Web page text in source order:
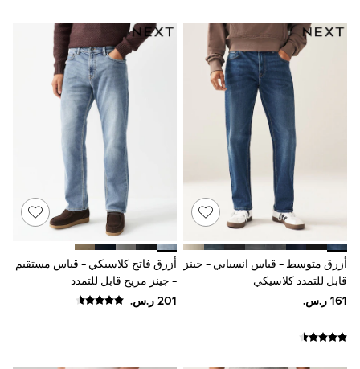
Resort Styles
Boys' Holiday Shop
Boys' Travel Styles
Sunset Styles
Occasionwear
Sets & Outfits
Linen Collection
Tops & T-Shirts
Shirts
Polo Shirts
Swimwear
Shorts
Sandals & Clogs
Sun Safe
Rash Vests
Sun Hats & Caps
Sunglasses
Baby Holiday Shop
Baby Summer Nightwear
أزرق متوسط - قياس انسيابي - جينز
قابل للتمدد كلاسيكي
أزرق فاتح كلاسيكي - قياس مستقيم
- جينز مريح قابل للتمدد